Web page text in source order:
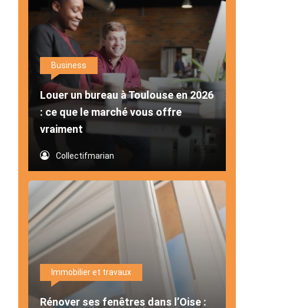
Business
Louer un bureau à Toulouse en 2026
: ce que le marché vous offre
vraiment
Collectifmarian
Immobilier et travaux
Rénover ses fenêtres dans l’Oise :